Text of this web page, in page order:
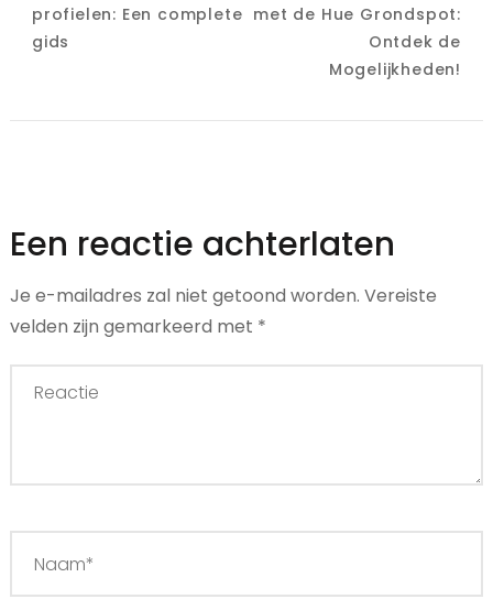
profielen: Een complete
gids
met de Hue Grondspot:
Ontdek de
Mogelijkheden!
Een reactie achterlaten
Je e-mailadres zal niet getoond worden. Vereiste
velden zijn gemarkeerd met *